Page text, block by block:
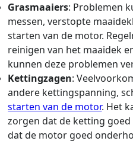
Grasmaaiers: Problemen
messen, verstopte
starten van de motor.
reinigen van het maaidek
kunnen deze problemen
Kettingzagen:
andere kettingspanning,
starten van de motor. Het
zorgen dat de ketting
dat de motor goed